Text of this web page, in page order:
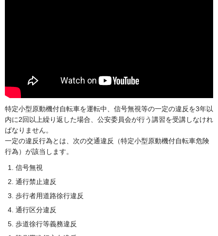
特定小型原動機付自転車を運転中、信号無視等の一定の違反を3年以
内に2回以上繰り返した場合、公安委員会が行う講習を受講しなけれ
ばなりません。
一定の違反行為とは、次の交通違反（特定小型原動機付自転車危険
行為）が該当します。
信号無視
通行禁止違反
歩行者用道路徐行違反
通行区分違反
歩道徐行等義務違反